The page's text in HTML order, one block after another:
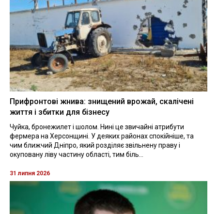
Прифронтові жнива: знищений врожай, скалічені
життя і збитки для бізнесу
Чуйка, бронежилет і шолом. Нині це звичайні атрибути
фермера на Херсонщині. У деяких районах спокійніше, та
чим ближчий Дніпро, який розділяє звільнену праву і
окуповану ліву частину області, тим біль...
31 липня 2026